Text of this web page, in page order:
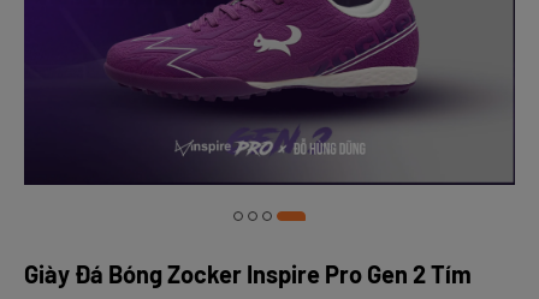
Giày Đá Bóng Zocker Inspire Pro Gen 2 Tím